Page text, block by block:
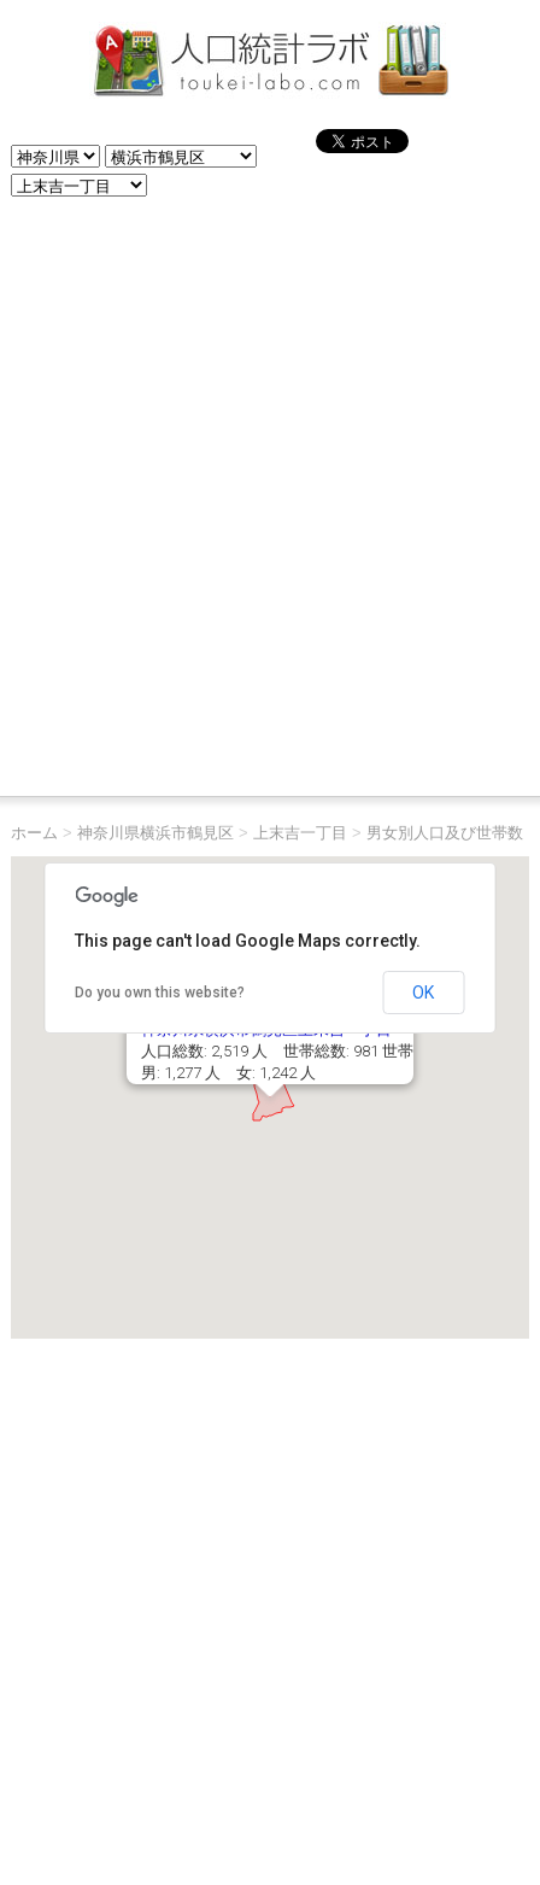
ホーム > 神奈川県横浜市鶴見区 > 上末吉一丁目 > 男女別人口及び世帯数
神奈川県横浜市鶴見区上末吉一丁目
人口総数: 2,519 人 世帯総数: 981 世帯
男: 1,277 人 女: 1,242 人
This page can't load Google Maps correctly.
Do you own this website? OK